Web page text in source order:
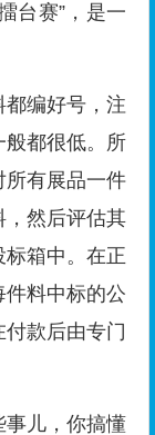
台赛”，是一
编好号，注
般都很低。所
所有展品一件
，然后评估其
箱中。在正
料中标的公
款后由专门
事儿，你搞懂